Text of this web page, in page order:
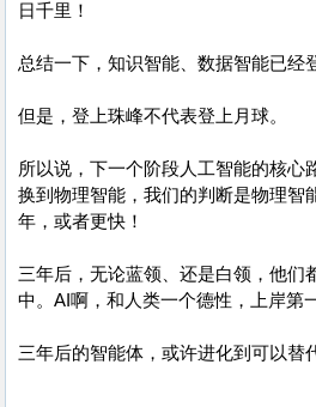
日千里！
总结一下，知识智能、数据智能已经
但是，登上珠峰不代表登上月球。
所以说，下一个阶段人工智能的核心
换到物理智能，我们的判断是物理智
年，或者更快！
三年后，无论蓝领、还是白领，他们
中。AI啊，和人类一个德性，上岸第
三年后的智能体，或许进化到可以替